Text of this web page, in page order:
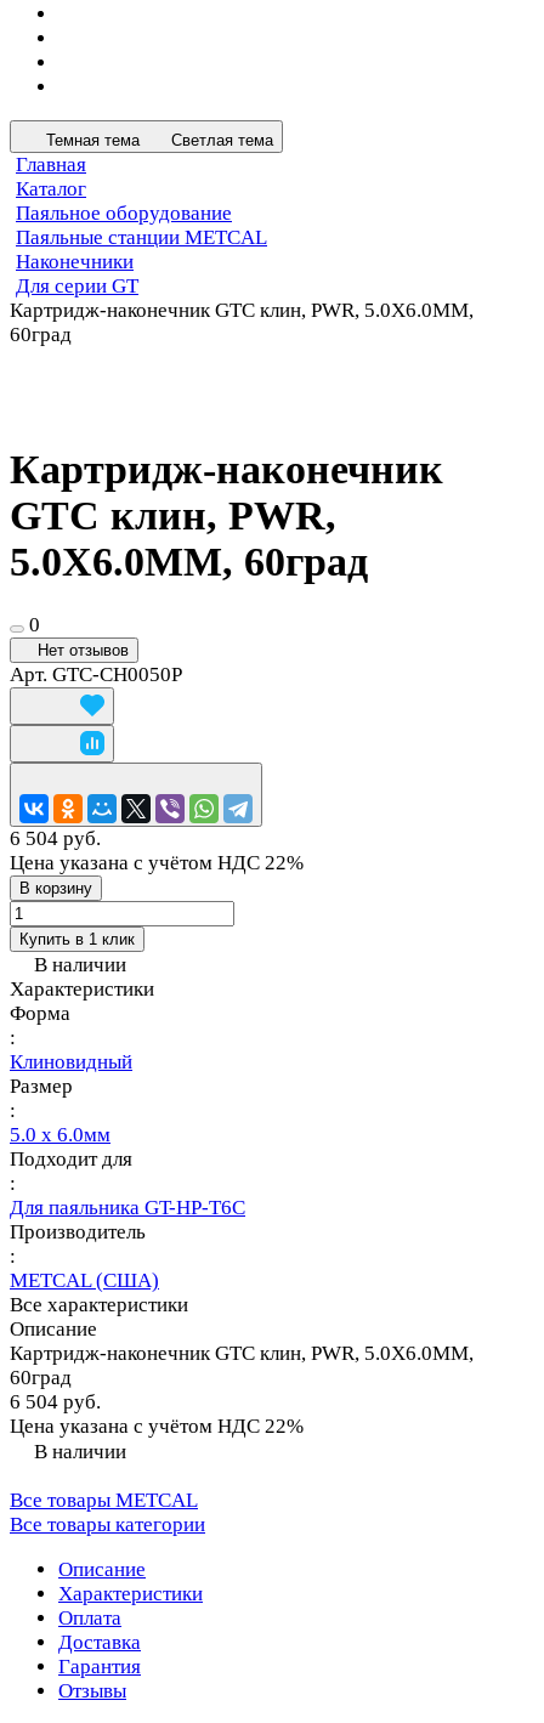
Темная тема Светлая тема
Главная
Каталог
Паяльное оборудование
Паяльные станции METCAL
Наконечники
Для серии GT
Картридж-наконечник GTC клин, PWR, 5.0X6.0MM,
60град
Картридж-наконечник
GTC клин, PWR,
5.0X6.0MM, 60град
0
Нет отзывов
Арт. GTC-CH0050P
6 504 руб.
Цена указана с учётом НДС 22%
В корзину
Купить в 1 клик
В наличии
Характеристики
Форма
:
Клиновидный
Размер
:
5.0 x 6.0мм
Подходит для
:
Для паяльника GT-HP-T6С
Производитель
:
METCAL (США)
Все характеристики
Описание
Картридж-наконечник GTC клин, PWR, 5.0X6.0MM,
60град
6 504 руб.
Цена указана с учётом НДС 22%
В наличии
Все товары METCAL
Все товары категории
Описание
Характеристики
Оплата
Доставка
Гарантия
Отзывы